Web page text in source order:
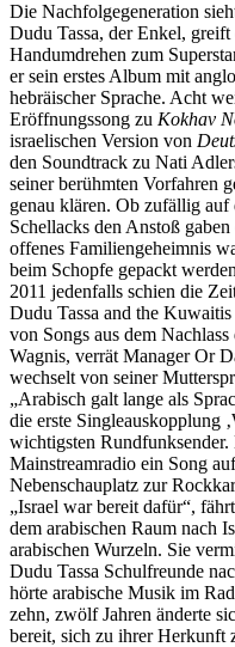
Die Nachfolgegeneration
Dudu Tassa, der Enkel,
Handumdrehen zum
er sein erstes Album mit
hebräischer Sprache. Acht
Eröffnungssong zu Kokhav
israelischen Version von
den Soundtrack zu Nati
seiner berühmten Vorfahren
genau klären. Ob zufällig auf
Schellacks den Anstoß
offenes Familiengeheimnis
beim Schopfe gepackt
2011 jedenfalls schien die
Dudu Tassa and the
von Songs aus dem
Wagnis, verrät Manager Or
wechselt von seiner
„Arabisch galt lange als
die erste Singleauskopplung
wichtigsten Rundfunksender.
Mainstreamradio ein Song
Nebenschauplatz zur
„Israel war bereit dafür“,
dem arabischen Raum nach
arabischen Wurzeln. Sie
Dudu Tassa Schulfreunde
hörte arabische Musik im
zehn, zwölf Jahren änderte
bereit, sich zu ihrer Herkunft